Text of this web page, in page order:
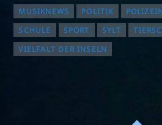
MUSIKNEWS
POLITIK
SCHULE
SPORT SYLT
VIELFALT DER INSELN